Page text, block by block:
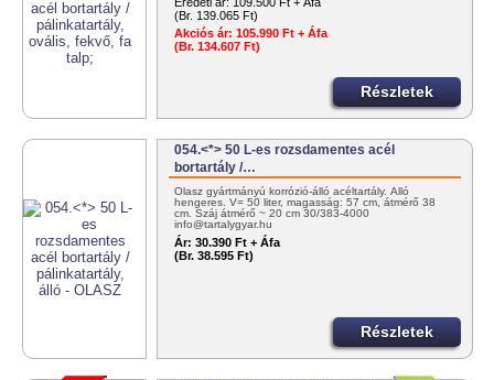
(Br. 139.065 Ft)
Akciós ár: 105.990 Ft + Áfa
(Br. 134.607 Ft)
Részletek
054.<*> 50 L-es rozsdamentes acél
bortartály /…
Olasz gyártmányú korrózió-álló acéltartály. Álló
hengeres. V= 50 liter, magasság: 57 cm, átmérő 38
cm. Száj átmérő ~ 20 cm 30/383-4000
info@tartalygyar.hu
Ár: 30.390 Ft + Áfa
(Br. 38.595 Ft)
Részletek